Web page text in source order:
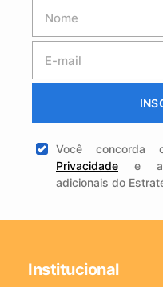
Você
Privacidade e
adicionais do
Institucional